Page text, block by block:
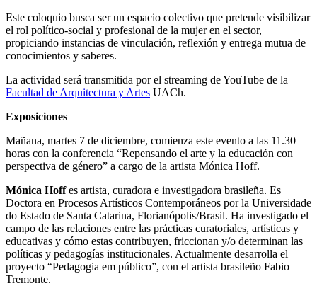
Este coloquio busca ser un espacio colectivo que pretende visibilizar
el rol político-social y profesional de la mujer en el sector,
propiciando instancias de vinculación, reflexión y entrega mutua de
conocimientos y saberes.
La actividad será transmitida por el streaming de YouTube de la
Facultad de Arquitectura y Artes UACh.
Exposiciones
Mañana, martes 7 de diciembre, comienza este evento a las 11.30
horas con la conferencia “Repensando el arte y la educación con
perspectiva de género” a cargo de la artista Mónica Hoff.
Mónica Hoffes artista, curadora e investigadora brasileña. Es
Doctora en Procesos Artísticos Contemporáneos por la Universidade
do Estado de Santa Catarina, Florianópolis/Brasil. Ha investigado el
campo de las relaciones entre las prácticas curatoriales, artísticas y
educativas y cómo estas contribuyen, friccionan y/o determinan las
políticas y pedagogías institucionales. Actualmente desarrolla el
proyecto “Pedagogia em público”, con el artista brasileño Fabio
Tremonte.